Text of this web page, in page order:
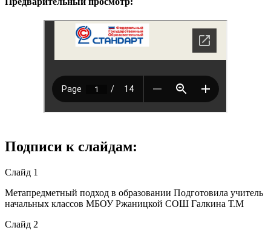
Подписи к слайдам:
Слайд 1
Метапредметный подход в образовании Подготовила учитель
начальных классов МБОУ Ржаницкой СОШ Галкина Т.М
Слайд 2